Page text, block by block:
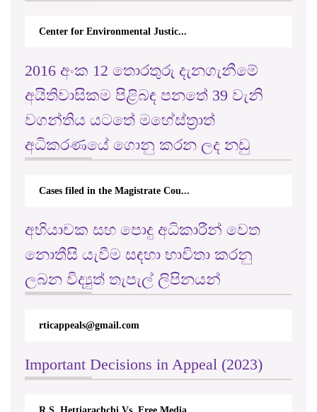
Center for Environmental Justic...
2016 අංක 12 තොරතුරු දැනගැනීමේ
අයිතිවාසිකම පිළිබඳ පනතේ 39 වැනි
වගන්තිය යටතේ මහේස්ත්‍රාත්
අධිකරණයේ ගොනු කරන ලද නඩු
Cases filed in the Magistrate Cou...
අභියාචක සහ පොදු අධිකාරීන් වෙත
නොතීසි යැවීම සඳහා භාවිතා කරනු
ලබන විද්‍යුත් තැපැල් ලිපිනයන්
rticappeals@gmail.com
Important Decisions in Appeal (2023)